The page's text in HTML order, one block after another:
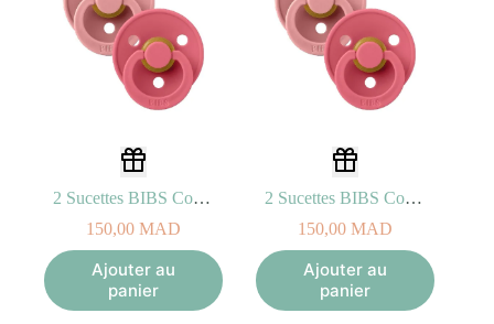
2 Sucettes BIBS Colour Symetric Dusty Pink / Coral (0-6mois)
150,00 MAD
Ajouter au
panier
2 Sucettes BIBS Colour Symetric Dusty Pink / Coral (6-18mois)
150,00 MAD
Ajouter au
panier